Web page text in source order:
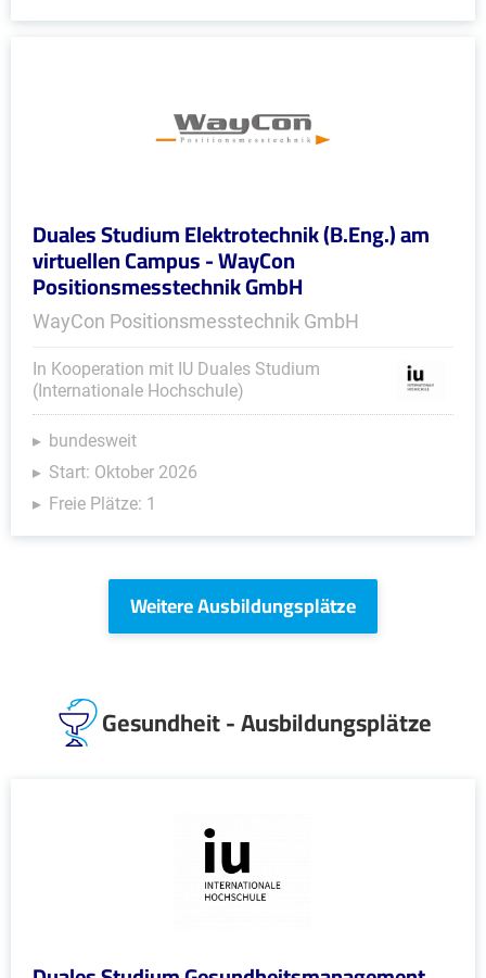
Duales Studium Elektrotechnik (B.Eng.) am
virtuellen Campus - WayCon
Positionsmesstechnik GmbH
WayCon Positionsmesstechnik GmbH
In Kooperation mit IU Duales Studium
(Internationale Hochschule)
bundesweit
Start: Oktober 2026
Freie Plätze: 1
Weitere Ausbildungsplätze
Gesundheit - Ausbildungsplätze